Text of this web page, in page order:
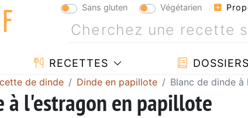
Sans gluten Végétarien
RECETTES DOSSIERS
de dinde Dinde en papillote Blanc de dinde
à l'estragon en papillote